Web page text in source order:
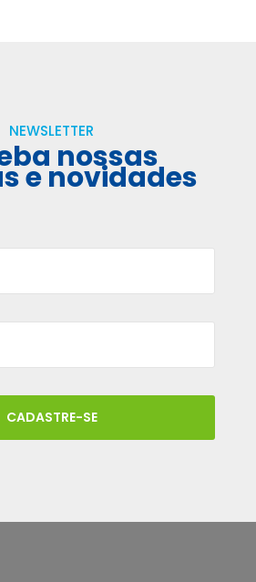
NEWSLETTER
nossas
e novidades
CADASTRE-SE